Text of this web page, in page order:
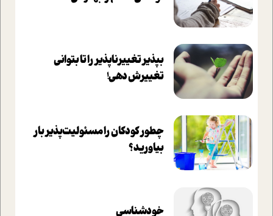
بپذير تغييرناپذير را تا بتواني
تغييرش دهي!‏
چطور کودکان را مسئولیت‌پذیر بار
بیاورید؟
خودشناسی